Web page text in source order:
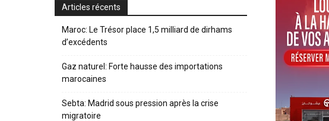
Articles récents
Maroc: Le Trésor place 1,5 milliard de dirhams
d’excédents
Gaz naturel: Forte hausse des importations
marocaines
Sebta: Madrid sous pression après la crise
migratoire